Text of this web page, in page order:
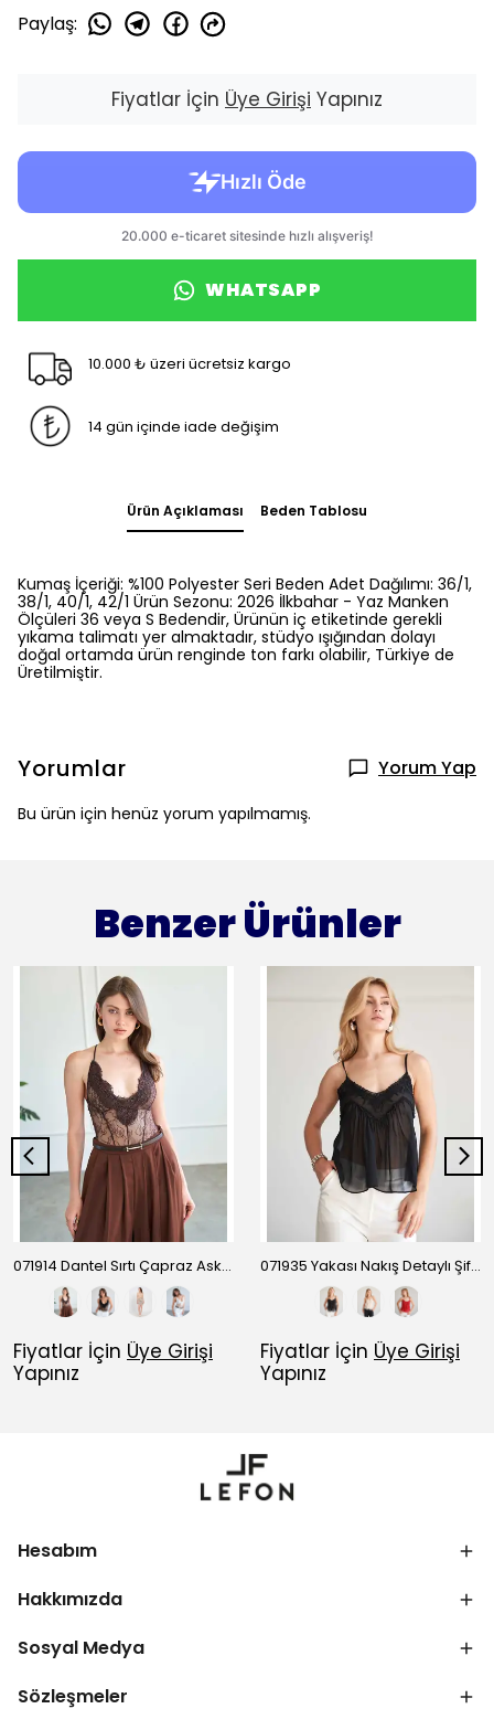
Paylaş:
Fiyatlar İçin Üye Girişi Yapınız
WHATSAPP
10.000 ₺ üzeri ücretsiz kargo
14 gün içinde iade değişim
Ürün Açıklaması Beden Tablosu
Kumaş İçeriği: %100 Polyester Seri Beden Adet Dağılımı: 36/1,
38/1, 40/1, 42/1 Ürün Sezonu: 2026 İlkbahar - Yaz Manken
Ölçüleri 36 veya S Bedendir, Ürünün iç etiketinde gerekli
yıkama talimatı yer almaktadır, stüdyo ışığından dolayı
doğal ortamda ürün renginde ton farkı olabilir, Türkiye de
Üretilmiştir.
Yorumlar Yorum Yap
Bu ürün için henüz yorum yapılmamış.
Benzer Ürünler
071914 Dantel Sırtı Çapraz Askılı Bodysuit
Fiyatlar İçin Üye Girişi
Yapınız
071935 Yakası Nakış Detaylı Şifon Bluz
Fiyatlar İçin Üye Girişi
Yapınız
Hesabım
Hakkımızda
Sosyal Medya
Sözleşmeler